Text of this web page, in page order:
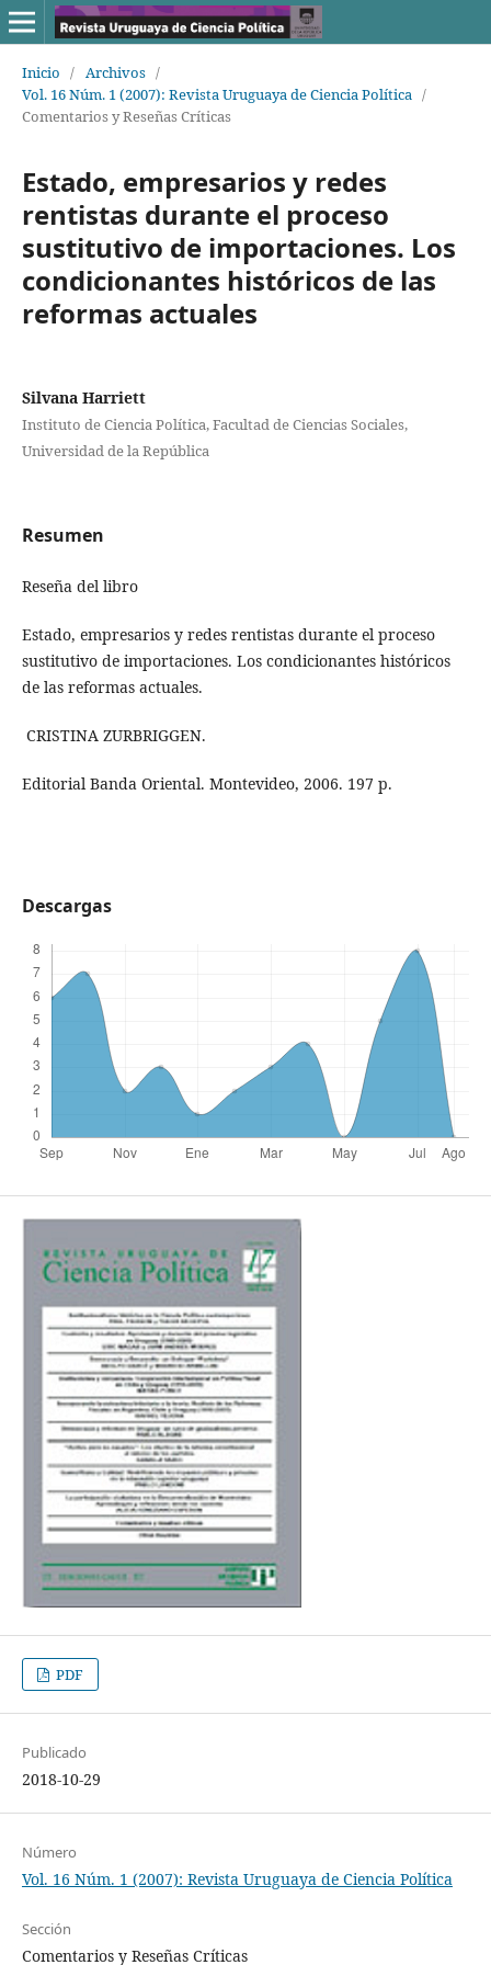
Inicio / Archivos /
Vol. 16 Núm. 1 (2007): Revista Uruguaya de Ciencia Política /
Comentarios y Reseñas Críticas
Estado, empresarios y redes
rentistas durante el proceso
sustitutivo de importaciones. Los
condicionantes históricos de las
reformas actuales
Silvana Harriett
Instituto de Ciencia Política, Facultad de Ciencias Sociales,
Universidad de la República
Resumen
Reseña del libro
Estado, empresarios y redes rentistas durante el proceso
sustitutivo de importaciones. Los condicionantes históricos
de las reformas actuales.
CRISTINA ZURBRIGGEN.
Editorial Banda Oriental. Montevideo, 2006. 197 p.
Descargas
PDF
Publicado
2018-10-29
Número
Vol. 16 Núm. 1 (2007): Revista Uruguaya de Ciencia Política
Sección
Comentarios y Reseñas Críticas